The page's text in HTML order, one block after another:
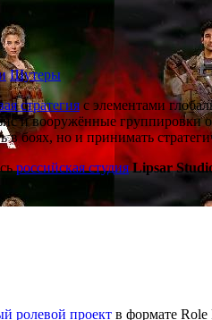
Шутеры
стратегияс элементами
и вооружённые группировки
в боях, но и принимать
российская студия Lipsar
ролевой проект в формате Role